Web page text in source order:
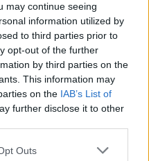
may continue seeing
information utilized by
to third parties prior to
opt-out of the further
by third parties on the
This information may
on the IAB’s List of
further disclose it to other
Outs
na hlubokomořskou
mezi nimi zatím chybí
Přes víkend skončilo 31. Valné
shromáždění Mezinárodního
úřadu pro mořské dno (ISA),
kde měla své zastoupení i
Česká republika. Zasedání
členských států nepodařilo